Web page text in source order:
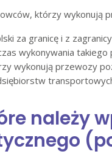
którzy wykonują
za granicę i z
wykonywania takiego
wykonują przewozy
należy